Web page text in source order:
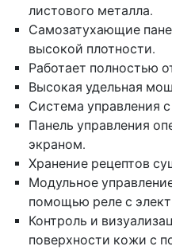
листового металла.
Самозатухающие
высокой плотности.
Работает полностью
Высокая удельная
Система управления
Панель управления
экраном.
Хранение рецептов
Модульное
помощью реле с
Контроль и
поверхности кожи с